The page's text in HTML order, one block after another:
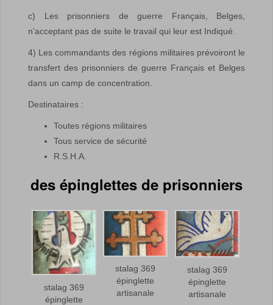
c) Les prisonniers de guerre Français, Belges,
n’acceptant pas de suite le travail qui leur est Indiqué.
4) Les commandants des régions militaires prévoiront le
transfert des prisonniers de guerre Français et Belges
dans un camp de concentration.
Destinataires :
Toutes régions militaires
Tous service de sécurité
R.S.H.A.
des épinglettes de prisonniers
stalag 369
épinglette
stalag 369
épinglette
artisanale
stalag 369
épinglette
artisanale